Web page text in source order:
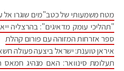
מטח משמעותי של כטב"מים שוגרו אל
"תהליכי עומק מדאיגים": בהרצליה
ספר אזרחות המזוהה עם פורום קהלת
איראן טוענת: ישראל ביצעה פעולה
תעלומת סינוואר: האם מנהיג חמאס